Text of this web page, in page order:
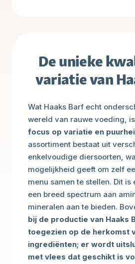
De unieke
variatie van
Wat Haaks Barf echt
wereld van rauwe voeding,
focus op variatie en
assortiment bestaat uit
enkelvoudige diersoorten,
mogelijkheid geeft om zelf
menu samen te stellen. Dit is
een breed spectrum aan
mineralen aan te bieden.
bij de productie van Haaks
toegezien op de herkomst
ingrediënten; er wordt
met vlees dat geschikt is